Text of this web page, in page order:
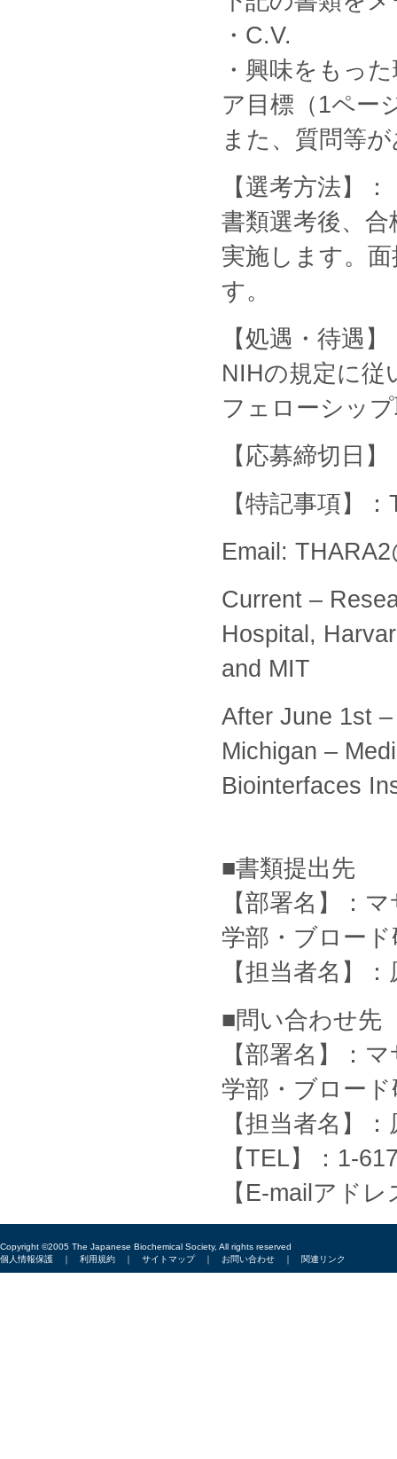
・C.V.
・興味をもっ
ア目標（1ペー
また、質問等
【選考方法】：
書類選考後、
実施します。
す。
【処遇・待遇】
NIHの規定に従
フェローシッ
【応募締切日
【特記事項】
Email:
Current –
Hospital,
and MIT
After June 1st
Michigan –
Biointerfaces
■書類提出先
【部署名】：
学部・ブロー
【担当者名】
■問い合わせ先
【部署名】：
学部・ブロー
【担当者名】
【TEL】：1-
【E-mailアド
Copyright ©2005 The Japanese Biochemical Society, All rights reserved
個人情報保護 ｜ 利用規約 ｜ サイトマップ｜ お問い合わせ ｜ 関連リンク